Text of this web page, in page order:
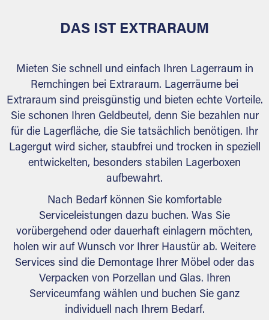
DAS IST EXTRARAUM
Mieten Sie schnell und einfach Ihren Lagerraum in
Remchingen bei Extraraum. Lagerräume bei
Extraraum sind preisgünstig und bieten echte Vorteile.
Sie schonen Ihren Geldbeutel, denn Sie bezahlen nur
für die Lagerfläche, die Sie tatsächlich benötigen. Ihr
Lagergut wird sicher, staubfrei und trocken in speziell
entwickelten, besonders stabilen Lagerboxen
aufbewahrt.
Nach Bedarf können Sie komfortable
Serviceleistungen dazu buchen. Was Sie
vorübergehend oder dauerhaft einlagern möchten,
holen wir auf Wunsch vor Ihrer Haustür ab. Weitere
Services sind die Demontage Ihrer Möbel oder das
Verpacken von Porzellan und Glas. Ihren
Serviceumfang wählen und buchen Sie ganz
individuell nach Ihrem Bedarf.